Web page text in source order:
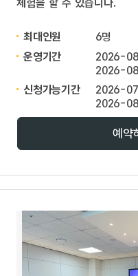
체험을 할 수 있습니다.
최대인원
6명
운영기간
2026-
2026-
신청가능기간
2026-
2026-
예약